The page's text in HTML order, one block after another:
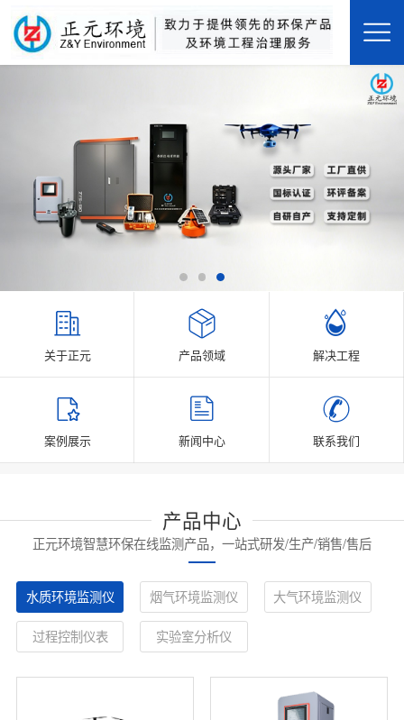
关于正元 产品领域 解决工程
案例展示 新闻中心 联系我们
产品中心
正元环境智慧环保在线监测产品，一站式研发/生产/销售/售后
水质环境监测仪 烟气环境监测仪 大气环境监测仪
过程控制仪表 实验室分析仪